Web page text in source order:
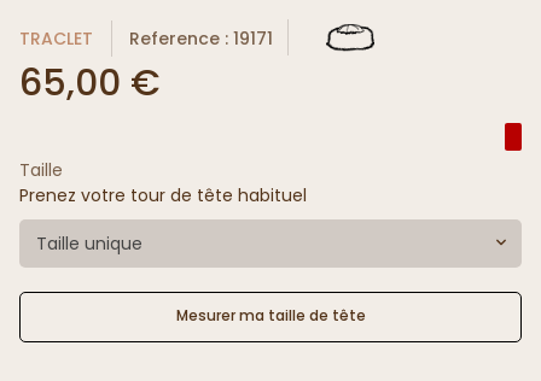
TRACLET Reference : 19171
65,00 €
Taille
Prenez votre tour de tête habituel
Taille unique
Mesurer ma taille de tête